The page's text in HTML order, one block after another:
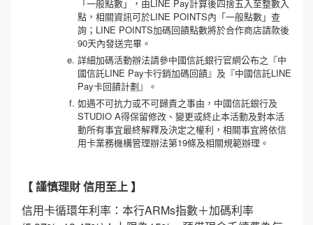
「一般點數」，由LINE Pay計算後四捨五入至整數入
點，相關資訊可於LINE POINTS內「一般點數」查
詢；LINE POINTS加碼回饋點數將於合作商店請款後
90天內發送完畢。
詳細加碼活動辦法請參中國信託銀行官網公布之『中
國信託LINE Pay卡行銷加碼回饋』及『中國信託LINE
Pay卡回饋計劃』。
如遇不可抗力或不可歸責之事由，中國信託銀行及
STUDIO A得保留修改、變更或終止本活動及對本活
動所有事宜最終解釋及決定之權利，相關事宜將依信
用卡業務機構管理辦法第19條及相關規範辦理。
【 謹慎理財 信用至上 】
信用卡循環年利率：本行ARMs指數＋加碼利率